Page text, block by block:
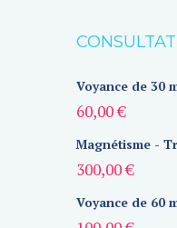
Voyance de 30
60,00€
Magnétisme -
300,00€
Voyance de 60